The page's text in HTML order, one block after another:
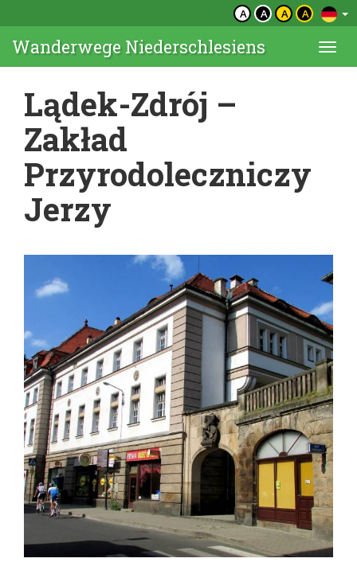
A A A A
Wanderwege Niederschlesiens
Lądek-Zdrój –
Zakład
Przyrodoleczniczy
Jerzy